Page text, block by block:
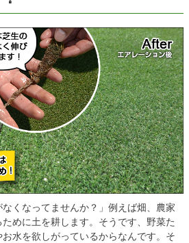
なくなってませんか？」例えば畑、農家
めに土を耕します。そうです、野菜た
水を欲しがっているからなんです。そ